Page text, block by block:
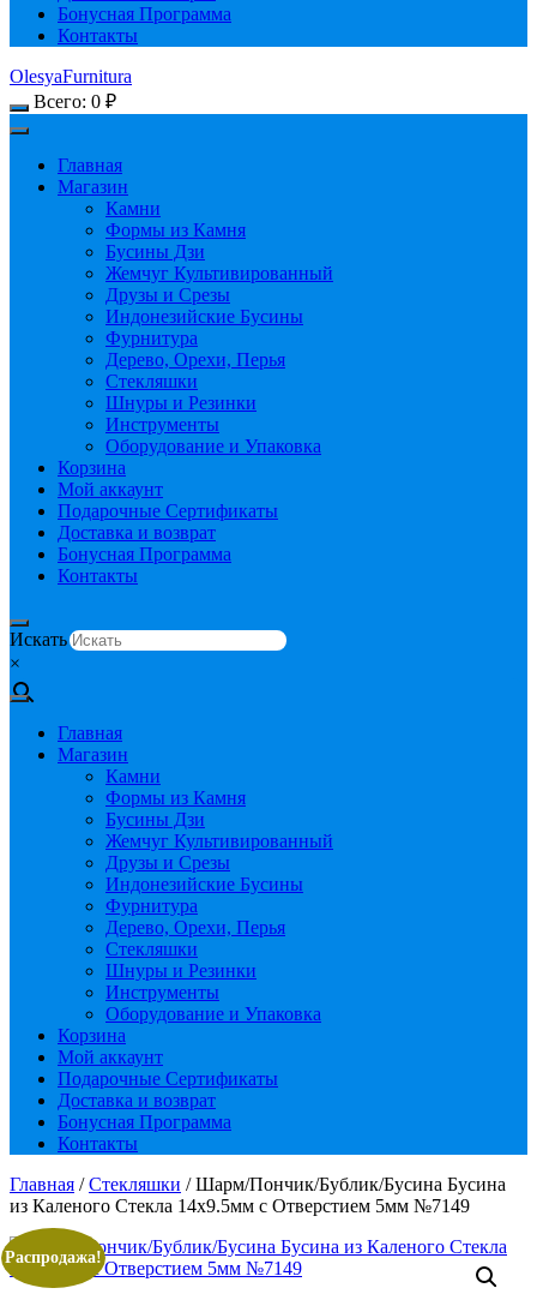
Бонусная Программа
Контакты
OlesyaFurnitura
Всего: 0 ₽
Главная
Магазин
Камни
Формы из Камня
Бусины Дзи
Жемчуг Культивированный
Друзы и Срезы
Индонезийские Бусины
Фурнитура
Дерево, Орехи, Перья
Стекляшки
Шнуры и Резинки
Инструменты
Оборудование и Упаковка
Корзина
Мой аккаунт
Подарочные Сертификаты
Доставка и возврат
Бонусная Программа
Контакты
Искать
×
Главная
Магазин
Камни
Формы из Камня
Бусины Дзи
Жемчуг Культивированный
Друзы и Срезы
Индонезийские Бусины
Фурнитура
Дерево, Орехи, Перья
Стекляшки
Шнуры и Резинки
Инструменты
Оборудование и Упаковка
Корзина
Мой аккаунт
Подарочные Сертификаты
Доставка и возврат
Бонусная Программа
Контакты
Главная /Стекляшки / Шарм/Пончик/Бублик/Бусина Бусина
из Каленого Стекла 14х9.5мм с Отверстием 5мм №7149
Распродажа!